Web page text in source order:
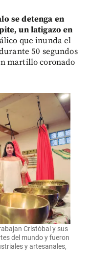
se detenga en
un latigazo en
que inunda el
50 segundos
martillo coronado
Cristóbal y sus
del mundo y fueron
y artesanales,